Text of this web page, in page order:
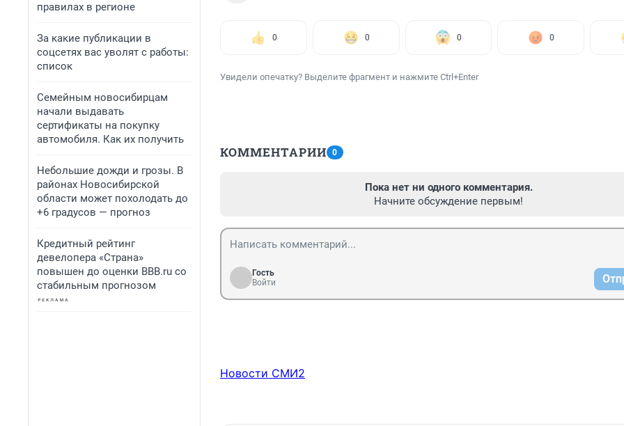
правилах в регионе
За какие публикации в
соцсетях вас уволят с работы:
список
Семейным новосибирцам
начали выдавать
сертификаты на покупку
автомобиля. Как их получить
Небольшие дожди и грозы. В
районах Новосибирской
области может похолодать до
+6 градусов — прогноз
Кредитный рейтинг
девелопера «Страна»
повышен до оценки BBB.ru со
стабильным прогнозом
0 0 0 0
Увидели опечатку? Выделите фрагмент и нажмите Ctrl+Enter
КОММЕНТАРИИ 0
Пока нет ни одного комментария.
Начните обсуждение первым!
Гость
Войти
Новости СМИ2